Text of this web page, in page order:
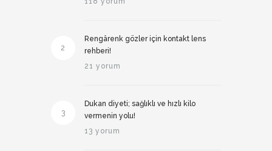
2
Rengârenk gözler için kontakt lens
rehberi!
21 yorum
3
Dukan diyeti; sağlıklı ve hızlı kilo
vermenin yolu!
13 yorum